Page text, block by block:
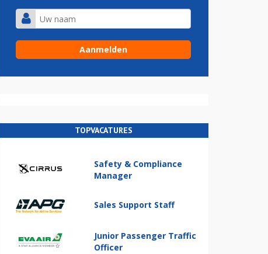
TOPVACATURES
Safety & Compliance
Manager
Sales Support Staff
Junior Passenger Traffic
Officer